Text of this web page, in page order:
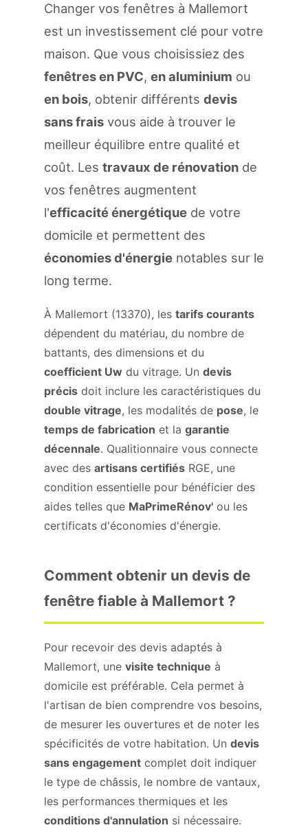
Changer vos fenêtres à Mallemort
est un investissement clé pour votre
maison. Que vous choisissiez des
fenêtres en PVC, en aluminium ou
en bois, obtenir différents devis
sans frais vous aide à trouver le
meilleur équilibre entre qualité et
coût. Les travaux de rénovation de
vos fenêtres augmentent
l'efficacité énergétique de votre
domicile et permettent des
économies d'énergie notables sur le
long terme.
À Mallemort (13370), les tarifs courants
dépendent du matériau, du nombre de
battants, des dimensions et du
coefficient Uw du vitrage. Un devis
précis doit inclure les caractéristiques du
double vitrage, les modalités de pose, le
temps de fabrication et la garantie
décennale. Qualitionnaire vous connecte
avec des artisans certifiés RGE, une
condition essentielle pour bénéficier des
aides telles que MaPrimeRénov' ou les
certificats d'économies d'énergie.
Comment obtenir un devis de
fenêtre fiable à Mallemort ?
Pour recevoir des devis adaptés à
Mallemort, une visite technique à
domicile est préférable. Cela permet à
l'artisan de bien comprendre vos besoins,
de mesurer les ouvertures et de noter les
spécificités de votre habitation. Un devis
sans engagement complet doit indiquer
le type de châssis, le nombre de vantaux,
les performances thermiques et les
conditions d'annulation si nécessaire.